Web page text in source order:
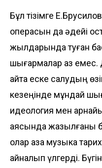
Бұл тізімге
операсын да әдейі
жылдарында туған
шығармалар аз емес.
қайта еске салудың
кезеңінде мұндай
идеология мен
аясында жазылғаны
олар қазақ музыка
айналып үлгерді.